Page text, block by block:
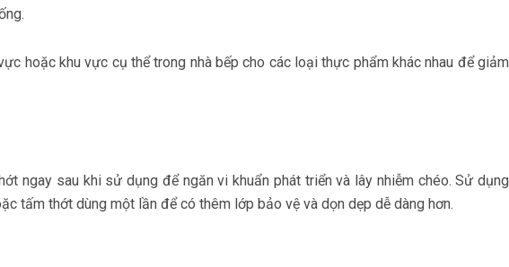
hoặc khu vực cụ thể trong nhà bếp cho các loại thực phẩm khác nhau để giảm
ngay sau khi sử dụng để ngăn vi khuẩn phát triển và lây nhiễm chéo. Sử dụng
tấm thớt dùng một lần để có thêm lớp bảo vệ và dọn dẹp dễ dàng hơn.